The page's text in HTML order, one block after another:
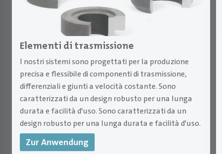
Elementi di trasmissione
I nostri sistemi sono progettati per la produzione
precisa e flessibile di componenti di trasmissione,
differenziali e giunti a velocità costante. Sono
caratterizzati da un design robusto per una lunga
durata e facilità d'uso. Sono caratterizzati da un
design robusto per una lunga durata e facilità d'uso.
Zur Anwendung